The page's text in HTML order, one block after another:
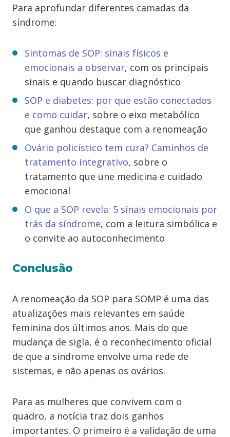
Para aprofundar diferentes camadas da
síndrome:
Sintomas de SOP: sinais físicos e
emocionais a observar, com os principais
sinais e quando buscar diagnóstico
SOP e diabetes: por que estão conectados
e como cuidar, sobre o eixo metabólico
que ganhou destaque com a renomeação
Ovário policístico tem cura? Caminhos de
tratamento integrativo, sobre o
tratamento que une medicina e cuidado
emocional
O que a SOP revela: 5 sinais emocionais por
trás da síndrome, com a leitura simbólica e
o convite ao autoconhecimento
Conclusão
A renomeação da SOP para SOMP é uma das
atualizações mais relevantes em saúde
feminina dos últimos anos. Mais do que
mudança de sigla, é o reconhecimento oficial
de que a síndrome envolve uma rede de
sistemas, e não apenas os ovários.
Para as mulheres que convivem com o
quadro, a notícia traz dois ganhos
importantes. O primeiro é a validação de uma